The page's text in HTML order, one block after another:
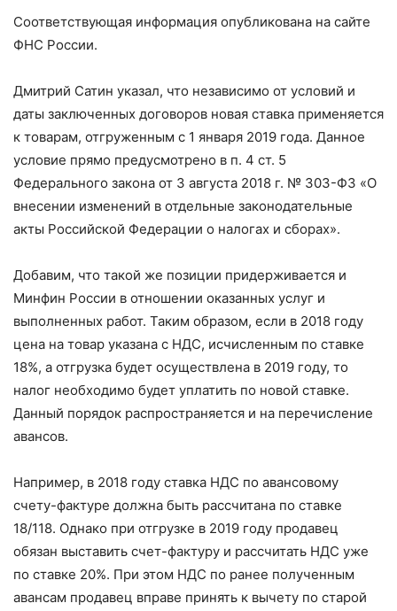
Соответствующая информация опубликована на сайте
ФНС России.
Дмитрий Сатин указал, что независимо от условий и
даты заключенных договоров новая ставка применяется
к товарам, отгруженным с 1 января 2019 года. Данное
условие прямо предусмотрено в п. 4 ст. 5
Федерального закона от 3 августа 2018 г. № 303-ФЗ «О
внесении изменений в отдельные законодательные
акты Российской Федерации о налогах и сборах».
Добавим, что такой же позиции придерживается и
Минфин России в отношении оказанных услуг и
выполненных работ. Таким образом, если в 2018 году
цена на товар указана с НДС, исчисленным по ставке
18%, а отгрузка будет осуществлена в 2019 году, то
налог необходимо будет уплатить по новой ставке.
Данный порядок распространяется и на перечисление
авансов.
Например, в 2018 году ставка НДС по авансовому
счету-фактуре должна быть рассчитана по ставке
18/118. Однако при отгрузке в 2019 году продавец
обязан выставить счет-фактуру и рассчитать НДС уже
по ставке 20%. При этом НДС по ранее полученным
авансам продавец вправе принять к вычету по старой